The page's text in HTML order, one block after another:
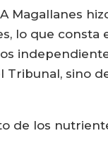
Magallanes
lo que consta
Tribunal, sino
de los